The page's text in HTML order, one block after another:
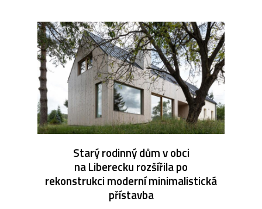
Starý rodinný dům v obci
na Liberecku rozšířila po
rekonstrukci moderní minimalistická
přístavba